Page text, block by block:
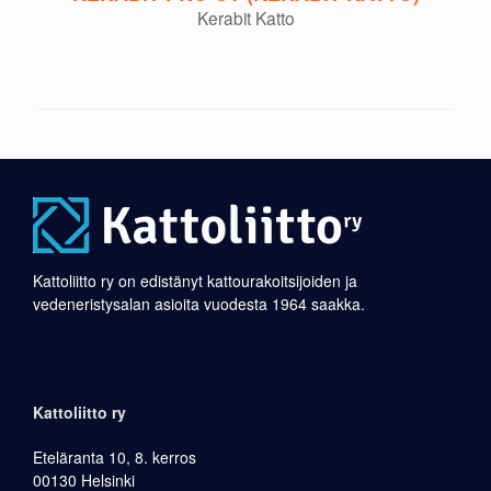
Kerabit Katto
Kattoliitto ry on edistänyt kattourakoitsijoiden ja
vedeneristysalan asioita vuodesta 1964 saakka.
Kattoliitto ry
Eteläranta 10, 8. kerros
00130 Helsinki